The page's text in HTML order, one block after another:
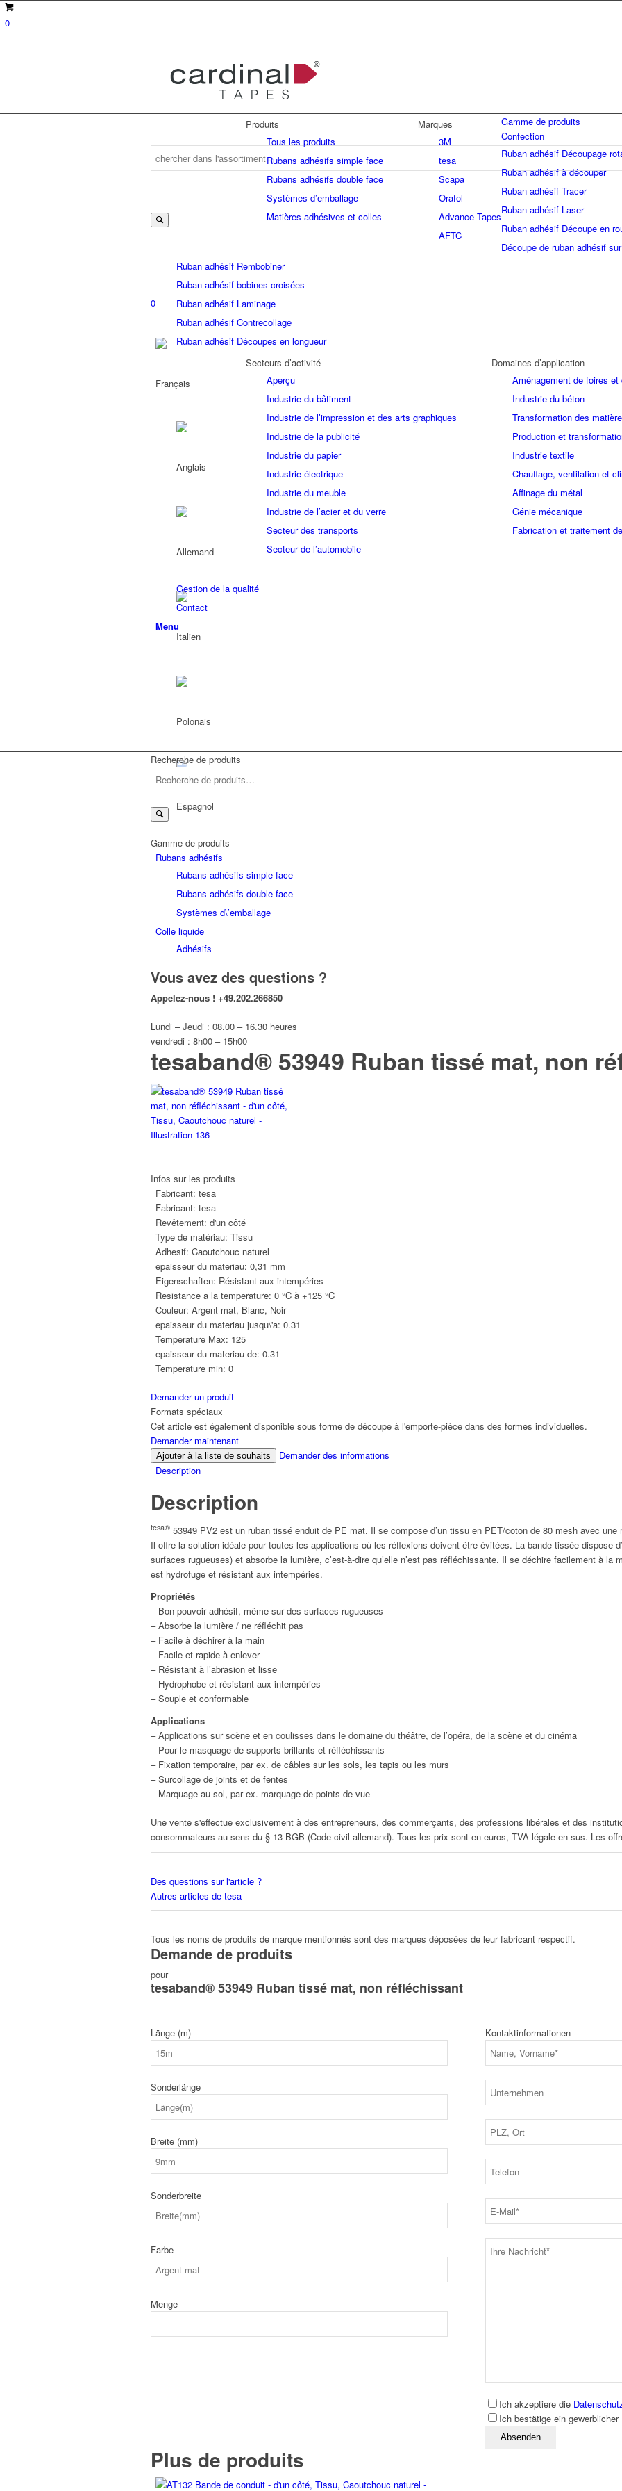
0
0
Gamme de produits
Produits
Tous les produits
Rubans adhésifs simple face
Rubans adhésifs double face
Systèmes d’emballage
Matières adhésives et colles
Marques
3M
tesa
Scapa
Orafol
Advance Tapes
AFTC
Confection
Ruban adhésif Découpage
Ruban adhésif à découper
Ruban adhésif Tracer
Ruban adhésif Laser
Ruban adhésif Découpe en
Découpe de ruban adhésif
Ruban adhésif Rembobiner
Ruban adhésif bobines croisées
Ruban adhésif Laminage
Ruban adhésif Contrecollage
Ruban adhésif Découpes en longueur
Secteurs d’activité
Aperçu
Industrie du bâtiment
Industrie de l’impression et des arts graphiques
Industrie de la publicité
Industrie du papier
Industrie électrique
Industrie du meuble
Industrie de l’acier et du verre
Secteur des transports
Secteur de l’automobile
Domaines d’application
Aménagement de foires et
Industrie du béton
Transformation des
Production et
Industrie textile
Chauffage, ventilation et
Affinage du métal
Génie mécanique
Fabrication et traitement
Gestion de la qualité
Contact
Menu
Recherche de produits
Gamme de produits
Rubans adhésifs
Rubans adhésifs simple face
Rubans adhésifs double face
Systèmes d\’emballage
Colle liquide
Adhésifs
Vous avez des questions ?
Appelez-nous ! +49.202.266850
Lundi – Jeudi : 08.00 – 16.30 heures
vendredi : 8h00 – 15h00
tesaband® 53949 Ruban tissé mat, non
Infos sur les produits
Fabricant: tesa
Fabricant: tesa
Revêtement: d'un côté
Type de matériau: Tissu
Adhesif: Caoutchouc naturel
epaisseur du materiau: 0,31 mm
Eigenschaften: Résistant aux intempéries
Resistance a la temperature: 0 °C à +125 °C
Couleur: Argent mat, Blanc, Noir
epaisseur du materiau jusqu\'a: 0.31
Temperature Max: 125
epaisseur du materiau de: 0.31
Temperature min: 0
Demander un produit
Formats spéciaux
Cet article est également disponible sous forme de découpe à l'emporte-pièce dans des formes individuelles.
Demander maintenant
Ajouter à la liste de souhaits
Demander des informations
Description
Description
tesa® 53949 PV2 est un ruban tissé enduit de PE mat. Il se compose d’un tissu en PET/coton de 80 mesh avec
Il offre la solution idéale pour toutes les applications où les réflexions doivent être évitées. La bande tissée dispose
surfaces rugueuses) et absorbe la lumière, c’est-à-dire qu’elle n’est pas réfléchissante. Il se déchire facilement à la
est hydrofuge et résistant aux intempéries.
Propriétés
– Bon pouvoir adhésif, même sur des surfaces rugueuses
– Absorbe la lumière / ne réfléchit pas
– Facile à déchirer à la main
– Facile et rapide à enlever
– Résistant à l’abrasion et lisse
– Hydrophobe et résistant aux intempéries
– Souple et conformable
Applications
– Applications sur scène et en coulisses dans le domaine du théâtre, de l’opéra, de la scène et du cinéma
– Pour le masquage de supports brillants et réfléchissants
– Fixation temporaire, par ex. de câbles sur les sols, les tapis ou les murs
– Surcollage de joints et de fentes
– Marquage au sol, par ex. marquage de points de vue
Une vente s'effectue exclusivement à des entrepreneurs, des commerçants, des professions libérales et des
consommateurs au sens du § 13 BGB (Code civil allemand). Tous les prix sont en euros, TVA légale en sus. Les
Des questions sur l'article ?
Autres articles de tesa
Tous les noms de produits de marque mentionnés sont des marques déposées de leur fabricant respectif.
Demande de produits
pour
tesaband® 53949 Ruban tissé mat, non réfléchissant
Länge (m)
Sonderlänge
Breite (mm)
Sonderbreite
Farbe
Menge
Kontaktinformationen
Ich akzeptiere die
Ich bestätige ein
Bitte lassen Sie dieses Feld leer
Plus de produits